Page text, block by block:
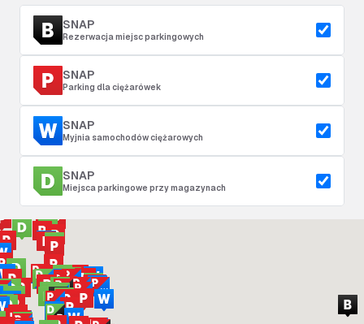
SNAP
Rezerwacja miejsc parkingowych
SNAP
Parking dla ciężarówek
SNAP
Myjnia samochodów ciężarowych
SNAP
Miejsca parkingowe przy magazynach